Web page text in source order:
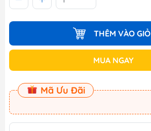
THÊM VÀO GIỎ
MUA NGAY
Mã Ưu Đãi